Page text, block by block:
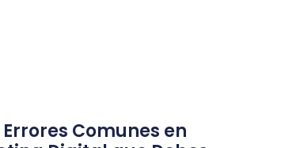
Errores Comunes en